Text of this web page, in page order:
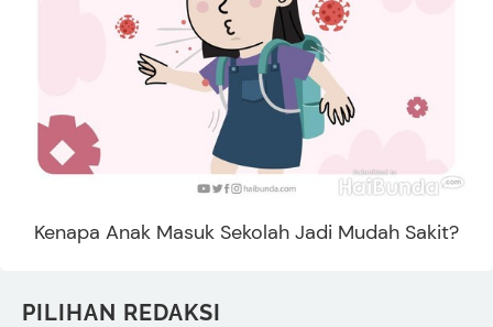
Kenapa Anak Masuk Sekolah Jadi Mudah Sakit?
PILIHAN REDAKSI